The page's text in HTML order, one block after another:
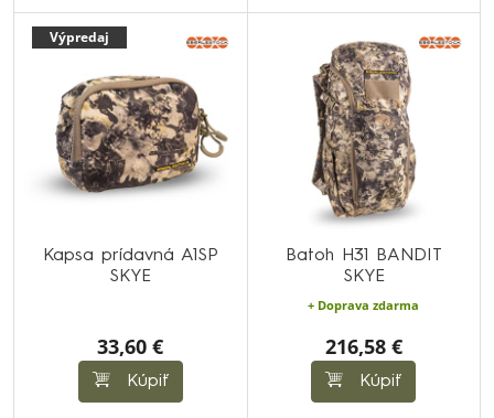
Výpredaj
Kapsa prídavná A1SP
SKYE
33,60 €
Kúpiť
Batoh H31 BANDIT
SKYE
+ Doprava zdarma
216,58 €
Kúpiť